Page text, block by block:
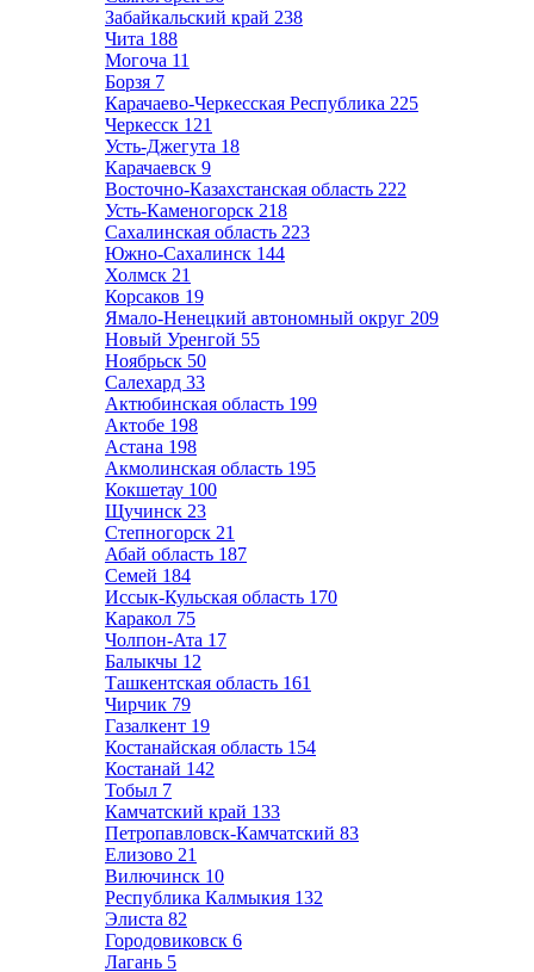
Забайкальский край 238
Чита 188
Могоча 11
Борзя 7
Карачаево-Черкесская Республика 225
Черкесск 121
Усть-Джегута 18
Карачаевск 9
Восточно-Казахстанская область 222
Усть-Каменогорск 218
Сахалинская область 223
Южно-Сахалинск 144
Холмск 21
Корсаков 19
Ямало-Ненецкий автономный округ 209
Новый Уренгой 55
Ноябрьск 50
Салехард 33
Актюбинская область 199
Актобе 198
Астана 198
Акмолинская область 195
Кокшетау 100
Щучинск 23
Степногорск 21
Абай область 187
Семей 184
Иссык-Кульская область 170
Каракол 75
Чолпон-Ата 17
Балыкчы 12
Ташкентская область 161
Чирчик 79
Газалкент 19
Костанайская область 154
Костанай 142
Тобыл 7
Камчатский край 133
Петропавловск-Камчатский 83
Елизово 21
Вилючинск 10
Республика Калмыкия 132
Элиста 82
Городовиковск 6
Лагань 5